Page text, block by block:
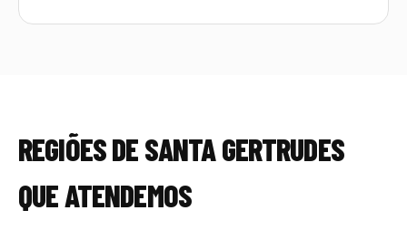
REGIÕES DESANTA GERTRUDES
QUE ATENDEMOS